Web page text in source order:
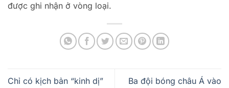
được ghi nhận ở vòng loại.
Chỉ có kịch bản “kinh dị”
Ba đội bóng châu Á vào